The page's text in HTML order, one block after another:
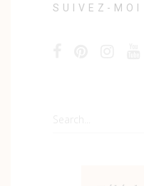
SUIVEZ-MOI
Search